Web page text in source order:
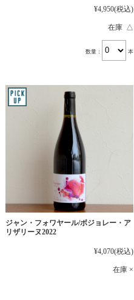
¥4,950(税込)
在庫 △
数量： 本
ジャン・フォワヤール/ボジョレー・ア
リザリーヌ2022
¥4,070(税込)
在庫 ×